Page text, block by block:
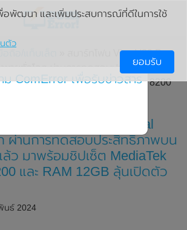
» สมาร์ทโฟน Vivo V30 Pro
งขายทั่วโลก ผ่านการทดสอบประสิทธิภาพบน
พร้อมชิปเซ็ต MediaTek Dimensity 8200
ปิดตัวในเร็วๆนี้
V30 Pro เวอร์ชั่น Global
ผ่านการทดสอบประสิทธิภาพบน
ล้ว มาพร้อมชิปเซ็ต MediaTek
และ RAM 12GB ลุ้นเปิดตัว
นธ์ 2024
อพัฒนา และเพิ่มประสบการณ์ที่ดีในการใช้
นตัว
ยอมรับ
ComError เพื่อรับข่าวสาร